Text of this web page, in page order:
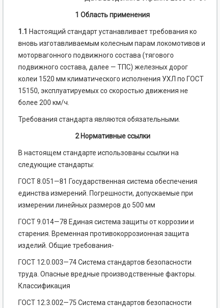
1 Область применения
1.1 Настоящий стандарт устанавливает требования ко
вновь изготавливаемым колесным парам локомотивов и
моторвагонного подвижного состава (тягового
подвижного состава, далее — ТПС) железных дорог
колеи 1520 мм климатического исполнения УХЛ по ГОСТ
15150, эксплуатируемых со скоростью движения не
более 200 км/ч.
Требования стандарта являются обязательными.
2 Нормативные ссылки
В настоящем стандарте использованы ссылки на
следующие стандарты:
ГОСТ 8.051—81 Государственная система обеспечения
единства измерений. Погрешности, допускаемые при
измерении линейных размеров до 500 мм
ГОСТ 9.014—78 Единая система защиты от коррозии и
старения. Временная противокоррозионная защита
изделий. Общие требования-
ГОСТ 12.0.003—74 Система стандартов безопасности
труда. Опасные вредные производственные факторы.
Классификация
ГОСТ 12.3.002—75 Система стандартов безопасности